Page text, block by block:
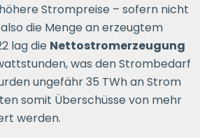
Strompreise – sofern nicht
die Menge an erzeugtem
lag die Nettostromerzeugung
was den Strombedarf
ungefähr 35 TWh an Strom
somit Überschüsse von mehr
werden.